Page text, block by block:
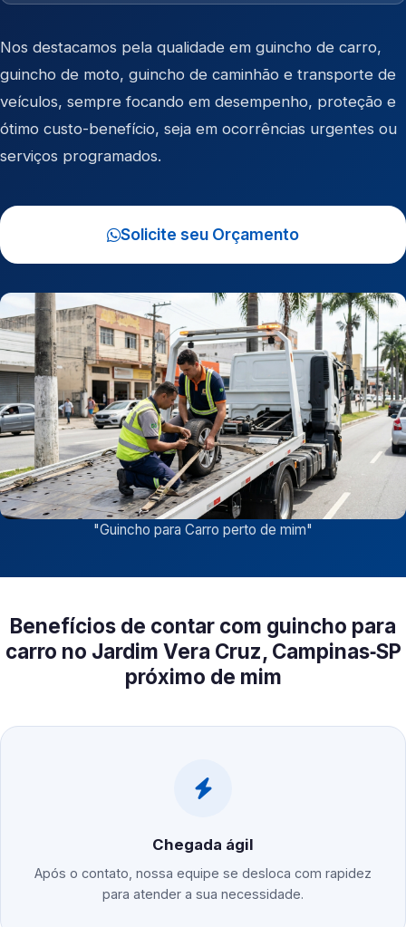
Nos destacamos pela qualidade em guincho de carro,
guincho de moto, guincho de caminhão e transporte de
veículos, sempre focando em desempenho, proteção e
ótimo custo-benefício, seja em ocorrências urgentes ou
serviços programados.
Solicite seu Orçamento
"Guincho para Carro perto de mim"
Benefícios de contar com guincho para
carro no Jardim Vera Cruz, Campinas‑SP
próximo de mim
Chegada ágil
Após o contato, nossa equipe se desloca com rapidez
para atender a sua necessidade.